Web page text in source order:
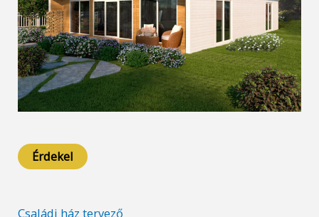
Érdekel
Családi ház tervező